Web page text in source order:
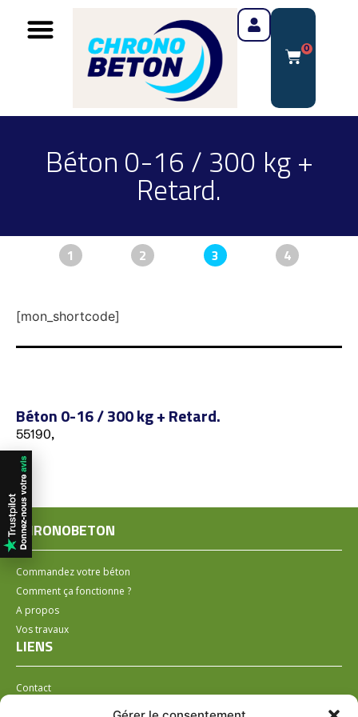
0
Béton 0-16 / 300 kg +
Retard.
1 2 3 4
[mon_shortcode]
Béton 0-16 / 300 kg + Retard.
55190,
CHRONOBETON
Commandez votre béton
Comment ça fonctionne ?
A propos
Vos travaux
LIENS
Contact